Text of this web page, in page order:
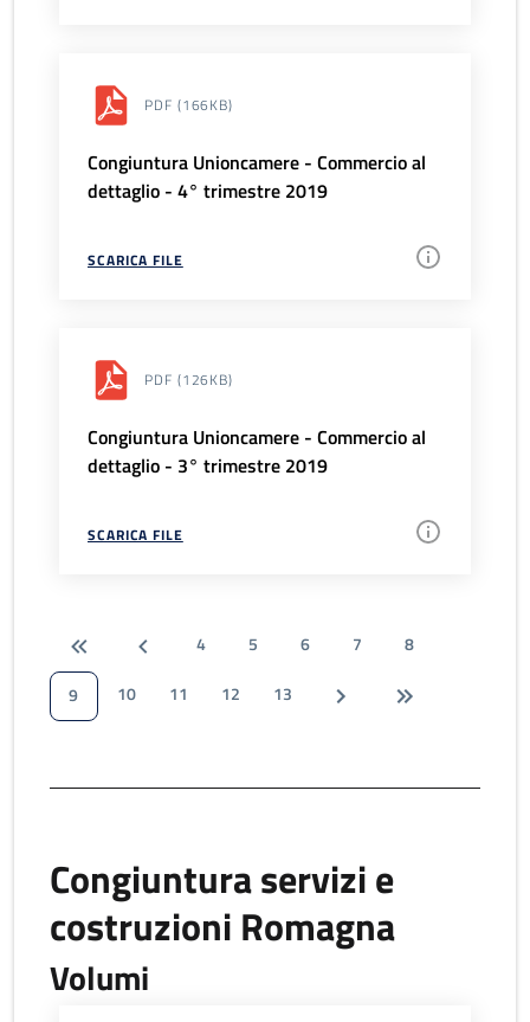
PDF (166KB)
Congiuntura Unioncamere - Commercio al
dettaglio - 4° trimestre 2019
SCARICA FILE
PDF (126KB)
Congiuntura Unioncamere - Commercio al
dettaglio - 3° trimestre 2019
SCARICA FILE
4 5 6 7
8
9
10 11 12 13
Congiuntura servizi e
costruzioni Romagna
Volumi